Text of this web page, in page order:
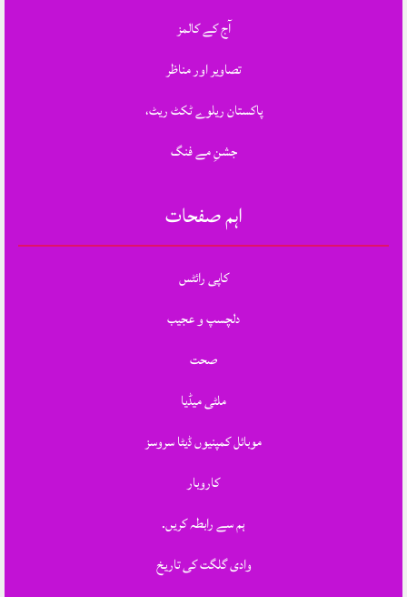
آج کے کالمز
تصاویر اور مناظر
پاکستان ریلوے ٹکٹ ریٹ،
جشنِ مے فنگ
اہم صفحات
کاپی رائٹس
دلچسپ و عجیب
صحت
ملٹی میڈیا
موبائل کمپنیوں ڈیٹا سروسز
کاروبار
ہم سے رابطہ کریں.
وادی گلگت کی تاریخ